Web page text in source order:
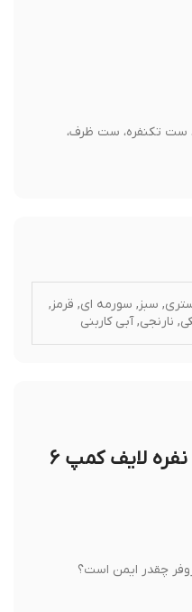
ست ظرف،
سبز, سورمه ای, قرمز,
آبی کاربنی
ست تک نفره لایف کمپ ۶